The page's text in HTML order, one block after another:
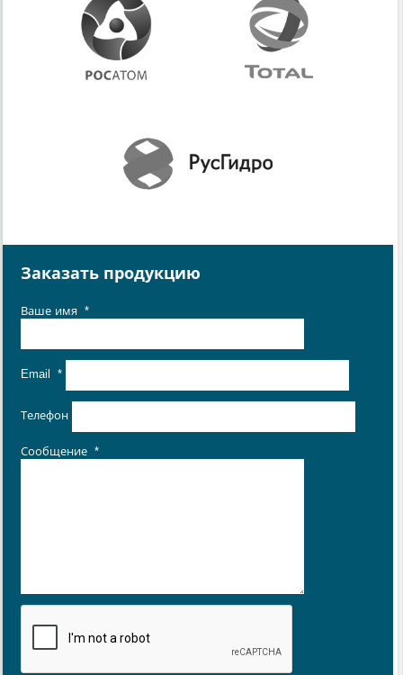
Заказать продукцию
Ваше имя *
Email *
Телефон
Сообщение *